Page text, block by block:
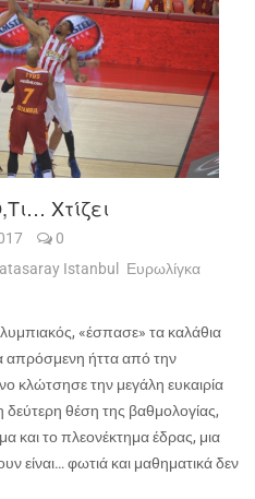
Χτίζει
0
Istanbul
Ευρωλίγκα
«έσπασε» τα καλάθια
απρόσμενη ήττα από την
κλώτσησε την μεγάλη ευκαιρία
δεύτερη θέση της βαθμολογίας,
και το πλεονέκτημα έδρας, μια
είναι… φωτιά και μαθηματικά δεν